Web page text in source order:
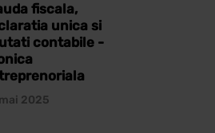
fiscala,
unica si
contabile -
2025